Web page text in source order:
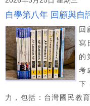
自學第八年 回顧與自
回
寫
的
考
下
力，包括：台灣國民教